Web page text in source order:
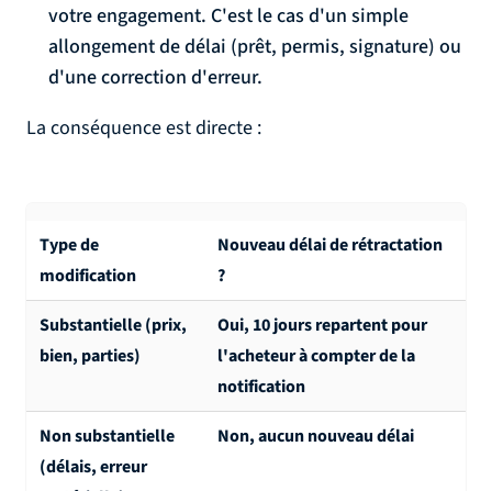
votre engagement. C'est le cas d'un simple
allongement de délai (prêt, permis, signature) ou
d'une correction d'erreur.
La conséquence est directe :
Type de
modification
Nouveau délai de rétractation
?
Substantielle (prix,
bien, parties)
Oui, 10 jours repartent pour
l'acheteur à compter de la
notification
Non substantielle
(délais, erreur
Non, aucun nouveau délai